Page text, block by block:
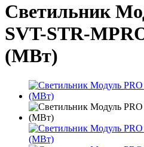
Светильник
SVT-STR-
(MВт)